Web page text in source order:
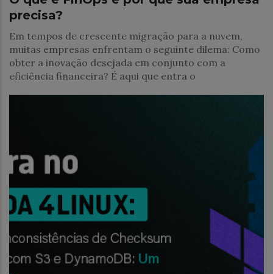
precisa?
Em tempos de crescente migração para a nuvem,
muitas empresas enfrentam o seguinte dilema: Como
obter a inovação desejada em conjunto com a
eficiência financeira? É aqui que entra o